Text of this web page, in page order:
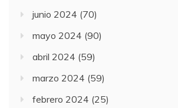
junio 2024 (70)
mayo 2024 (90)
abril 2024 (59)
marzo 2024 (59)
febrero 2024 (25)